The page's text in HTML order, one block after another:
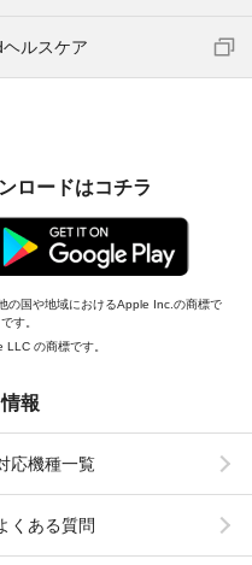
ヘルスケア
ロードはコチラ
の国や地域におけるApple Inc.の商標で
す。
の商標です。
報
応機種一覧
くある質問